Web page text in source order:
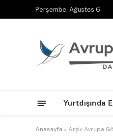
Perşembe, Ağustos 6
Yurtdışında
Anasayfa » Arşiv Avrupa